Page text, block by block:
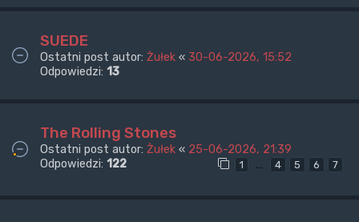
SUEDE
Ostatni post autor: Żułek « 30-06-2026, 15:52
Odpowiedzi: 13
The Rolling Stones
Ostatni post autor: Żułek « 25-06-2026, 21:39
Odpowiedzi: 122 1 … 4 5 6 7